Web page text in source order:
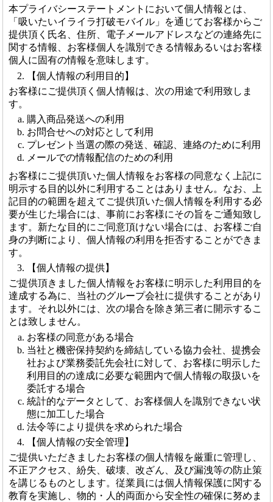
本プライバシーステートメントにおいて個人情報とは、
「吸いたいイライラ打破モバイル」を通じてお客様からご
提供頂く氏名、住所、電子メールアドレスなどの連絡先に
関する情報、お客様個人を識別できる情報あるいはお客様
個人に固有の情報を意味します。
【個人情報の利用目的】
お客様にご提供頂く個人情報は、次の用途で利用致しま
す。
購入商品発送への利用
お問合せへの対応として利用
プレゼント当選の際の発送、確認、連絡のために利用
メールでの情報配信のための利用
お客様にご提供頂いた個人情報をお客様の同意なく上記に
明示する目的以外に利用することはありません。なお、上
記目的の範囲を超えてご提供頂いた個人情報を利用する必
要が生じた場合には、事前にお客様にその旨をご通知致し
ます。新たな目的にご同意頂けない場合には、お客様ご自
身の判断により、個人情報の利用を拒否することができま
す。
【個人情報の提供】
ご提供頂きました個人情報をお客様に明示した利用目的を
達成する為に、当社のグループ会社に提供することがあり
ます。それ以外には、次の場合を除き第三者に開示するこ
とは致しません。
お客様の同意がある場合
当社と機密保持契約を締結している協力会社、提携会
社および業務委託先会社に対して、お客様に明示した
利用目的の達成に必要な範囲内で個人情報の取扱いを
委託する場合
統計的なデータとして、お客様個人を識別できない状
態に加工した場合
法令等により提供を求められた場合
【個人情報の安全管理】
ご提供いただきましたお客様の個人情報を厳重に管理し、
不正アクセス、紛失、破壊、改ざん、及び漏洩等の防止策
を講じるものとします。従業員には個人情報保護に関する
教育を実施し、物的・人的両面から安全性の確保に努めま